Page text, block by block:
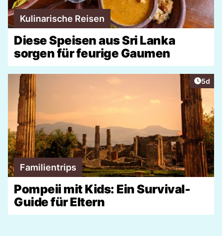
Kulinarische Reisen
Diese Speisen aus Sri Lanka
sorgen für feurige Gaumen
5d
Familientrips
Pompeii mit Kids: Ein Survival-
Guide für Eltern